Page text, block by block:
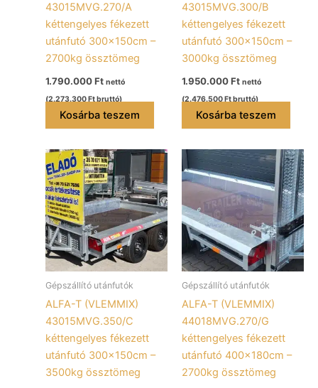
43015MVG.270/A
kéttengelyes fékezett
utánfutó 300x150cm –
2700kg össztömeg
1.790.000Ft nettó
(2.273.300Ftbruttó)
Kosárba teszem
43015MVG.300/B
kéttengelyes fékezett
utánfutó 300x150cm –
3000kg össztömeg
1.950.000Ft nettó
(2.476.500Ftbruttó)
Kosárba teszem
Gépszállító utánfutók
ALFA-T (VLEMMIX)
43015MVG.350/C
kéttengelyes fékezett
utánfutó 300x150cm –
3500kg össztömeg
Gépszállító utánfutók
ALFA-T (VLEMMIX)
44018MVG.270/G
kéttengelyes fékezett
utánfutó 400x180cm –
2700kg össztömeg